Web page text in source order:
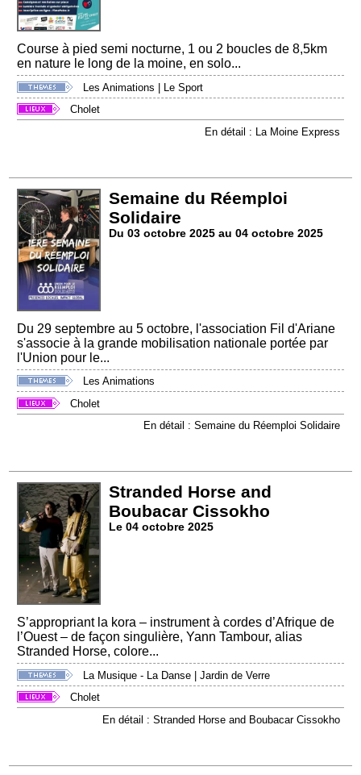
Course à pied semi nocturne, 1 ou 2 boucles de 8,5km
en nature le long de la moine, en solo...
Les Animations | Le Sport
Cholet
En détail : La Moine Express
Semaine du Réemploi
Solidaire
Du 03 octobre 2025 au 04 octobre 2025
Du 29 septembre au 5 octobre, l'association Fil d'Ariane
s'associe à la grande mobilisation nationale portée par
l'Union pour le...
Les Animations
Cholet
En détail : Semaine du Réemploi Solidaire
Stranded Horse and
Boubacar Cissokho
Le 04 octobre 2025
S’appropriant la kora – instrument à cordes d’Afrique de
l’Ouest – de façon singulière, Yann Tambour, alias
Stranded Horse, colore...
La Musique - La Danse |Jardin de Verre
Cholet
En détail : Stranded Horse and Boubacar Cissokho